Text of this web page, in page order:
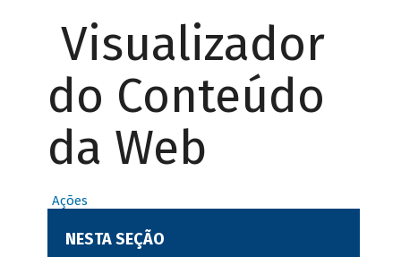
Visualizador
do Conteúdo
da Web
Ações
NESTA SEÇÃO